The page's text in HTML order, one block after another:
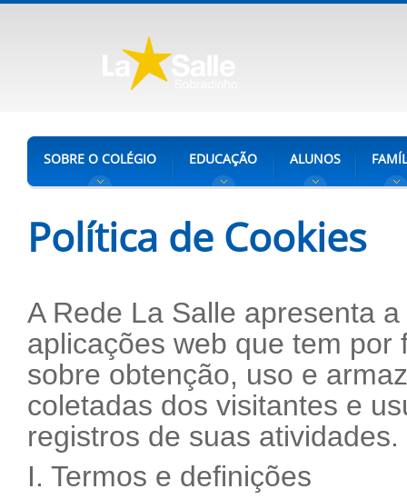
SOBRE O COLÉGIO EDUCAÇÃO ALUNOS
Política de Cookies
A Rede La Salle apresenta
aplicações web que tem
sobre obtenção, uso e
coletadas dos visitantes e
registros de suas atividades.
I. Termos e definições